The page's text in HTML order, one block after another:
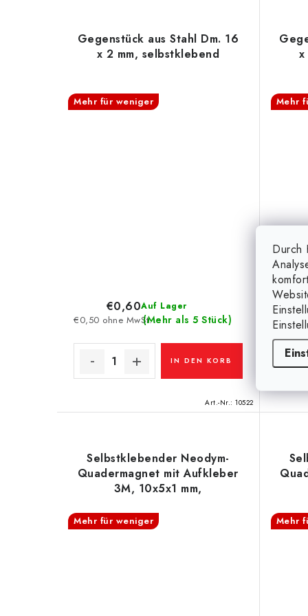
Durch
Gegenstück aus Stahl Dm. 16
x 2 mm, selbstklebend
Mehr für weniger
Auf Lager
(Mehr als 5 Stück)
€0,50 ohne MwSt.
€0,60
IN DEN KORB
Art.-Nr.: 10522
x
Mehr
€0,25
Selbstklebender Neodym-
Quadermagnet mit Aufkleber
3M, 10x5x1 mm,
Mehr für weniger
N/
Mehr